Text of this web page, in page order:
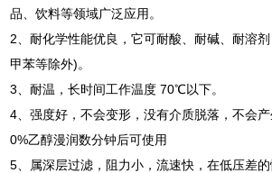
品、饮料等领域广泛应用。
2、耐化学性能优良，它可耐酸、耐碱、耐溶
甲苯等除外)。
3、耐温，长时间工作温度 70℃以下。
4、强度好，不会变形，没有介质脱落，不会
0%乙醇漫润数分钟后可使用
5、属深层过滤，阻力小，流速快，在低压差